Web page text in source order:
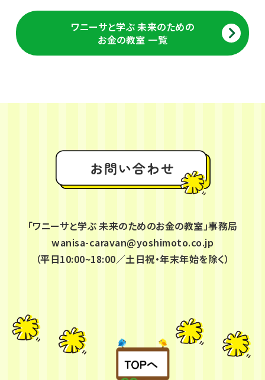
ワニーサと学ぶ 未来のための
お金の教室 一覧
お問い合わせ
「ワニーサと学ぶ 未来のためのお金の教室」事務局
wanisa-caravan@yoshimoto.co.jp
（平日10:00~18:00／土日祝・年末年始を除く）